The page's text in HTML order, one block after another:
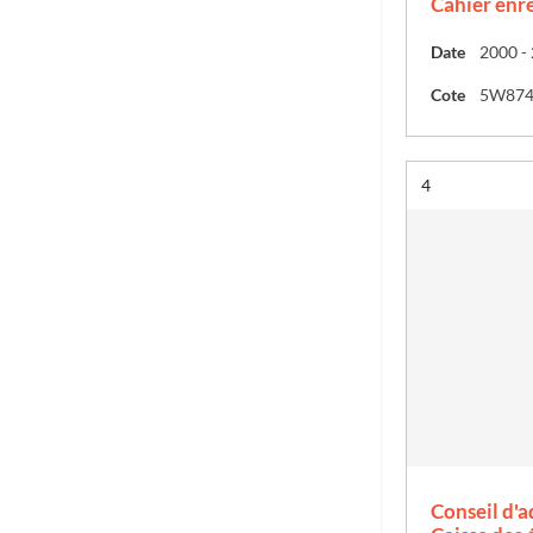
Date 2000 -
Cote 5W874
Résultat n°
4
Conseil